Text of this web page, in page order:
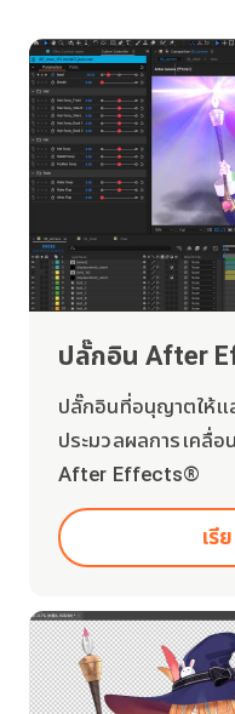
ปลั๊กอิน After
ปลั๊กอินที่อนุญาตให้แ
ประมวลผลการเคลื่
After Effects®
เรี